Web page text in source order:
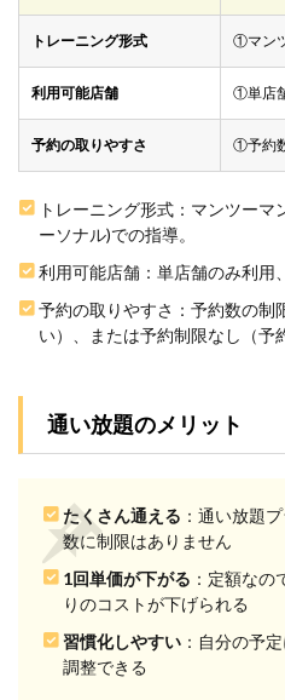
2
通い
放題
OK
でも
しな
いジ
ム選
びの
の手
順
1：質
の高
でき
る地
域の
パー
ソナ
ルジ
ムを
確認
する
トレーニング形式 ①マン
利用可能店舗 ①単店
予約の取りやすさ ①予約
トレーニング形式：マンツー
ーソナル)での指導。
利用可能店舗：単店舗のみ利用
予約の取りやすさ：予約数の制
い）、または予約制限なし（予
通い放題のメリット
たくさん通える ：通い放題
数に制限はありません
1回単価が下がる ：定額なの
りのコストが下げられる
習慣化しやすい ：自分の予
調整できる